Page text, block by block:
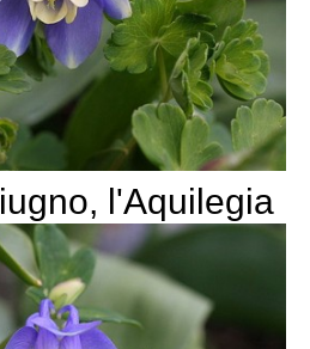
l'Aquilegia